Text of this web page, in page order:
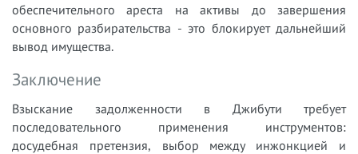
обеспечительного ареста на активы до завершения
основного разбирательства - это блокирует дальнейший
вывод имущества.
Заключение
Взыскание задолженности в Джибути требует
последовательного применения инструментов:
досудебная претензия, выбор между инжонкцией и